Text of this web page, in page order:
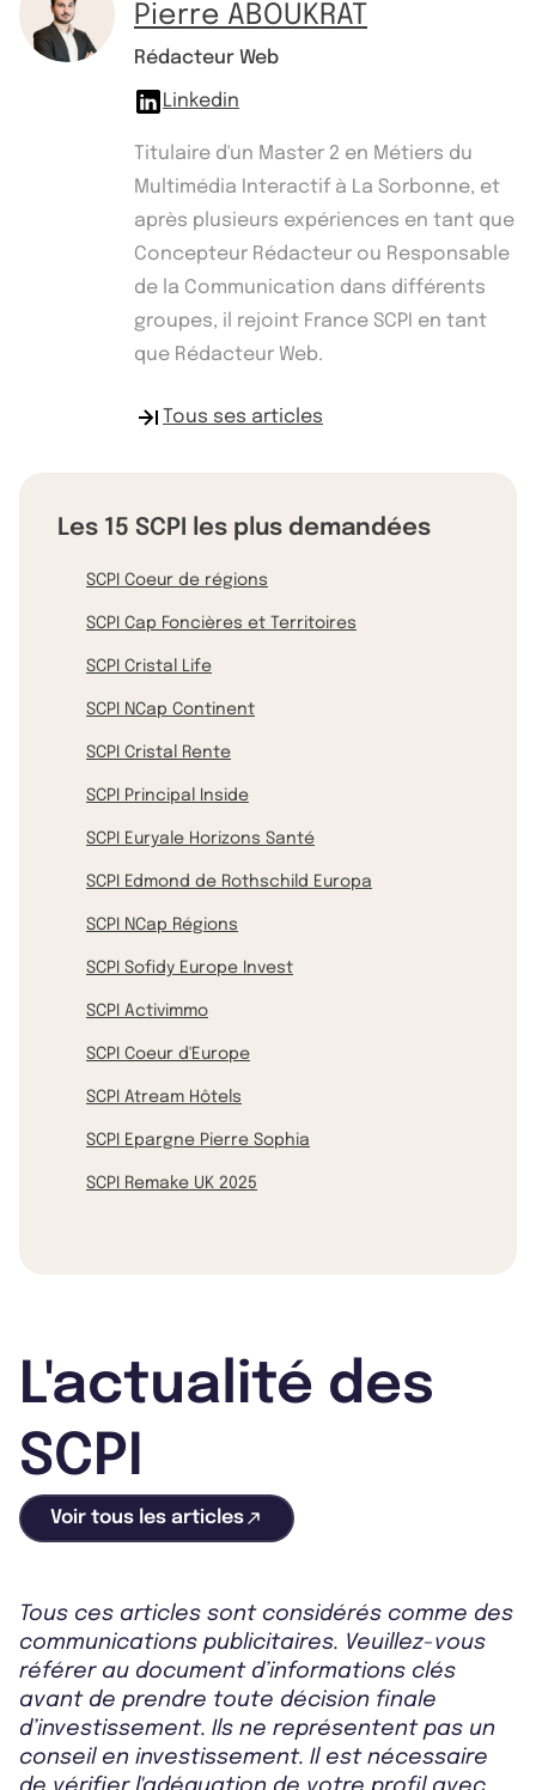
Pierre ABOUKRAT
Rédacteur Web
Linkedin
Titulaire d'un Master 2 en Métiers du
Multimédia Interactif à La Sorbonne, et
après plusieurs expériences en tant que
Concepteur Rédacteur ou Responsable
de la Communication dans différents
groupes, il rejoint France SCPI en tant
que Rédacteur Web.
Tous ses articles
Les 15 SCPI les plus demandées
SCPI Coeur de régions
SCPI Cap Foncières et Territoires
SCPI Cristal Life
SCPI NCap Continent
SCPI Cristal Rente
SCPI Principal Inside
SCPI Euryale Horizons Santé
SCPI Edmond de Rothschild Europa
SCPI NCap Régions
SCPI Sofidy Europe Invest
SCPI Activimmo
SCPI Coeur d'Europe
SCPI Atream Hôtels
SCPI Epargne Pierre Sophia
SCPI Remake UK 2025
L'actualité des
SCPI
Voir tous les articles
Tous ces articles sont considérés comme des
communications publicitaires. Veuillez-vous
référer au document d’informations clés
avant de prendre toute décision finale
d’investissement. Ils ne représentent pas un
conseil en investissement. Il est nécessaire